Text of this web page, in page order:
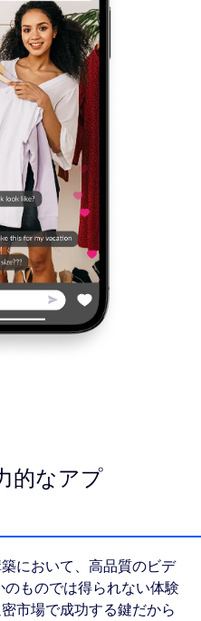
的なアプ
において、高品質のビデ
ものでは得られない体験
市場で成功する鍵だから